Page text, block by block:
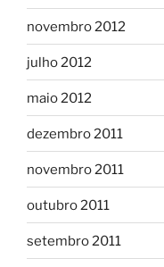
novembro 2012
julho 2012
maio 2012
dezembro 2011
novembro 2011
outubro 2011
setembro 2011